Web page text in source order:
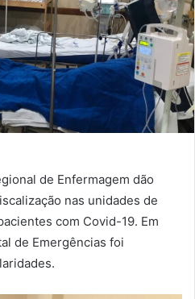
de Enfermagem dão
nas unidades de
com Covid-19. Em
de Emergências foi